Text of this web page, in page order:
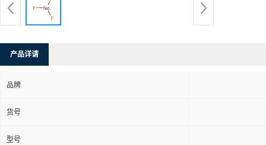
产品详请
品牌
货号
型号